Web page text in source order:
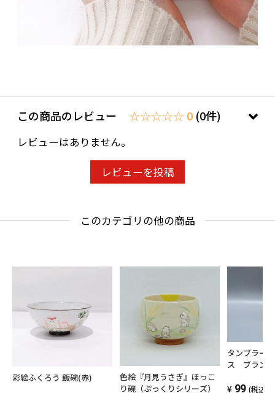
この商品のレビュー ☆☆☆☆☆ 0 (0件)
レビューはありません。
レビューを投稿
このカテゴリの他の商品
彩絵ふくろう 飯碗(赤)
色絵『月見うさぎ』ほっこ
り碗（ぷっくりシリーズ）
タンブラー
ス ブラン
V.S.O.P
99 (税込)